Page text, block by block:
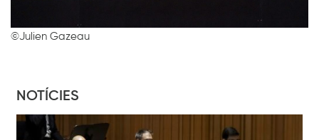
©Julien Gazeau
NOTÍCIES